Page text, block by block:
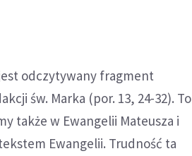
odczytywany fragment
św. Marka (por. 13, 24-32). To
także w Ewangelii Mateusza i
Ewangelii. Trudność ta